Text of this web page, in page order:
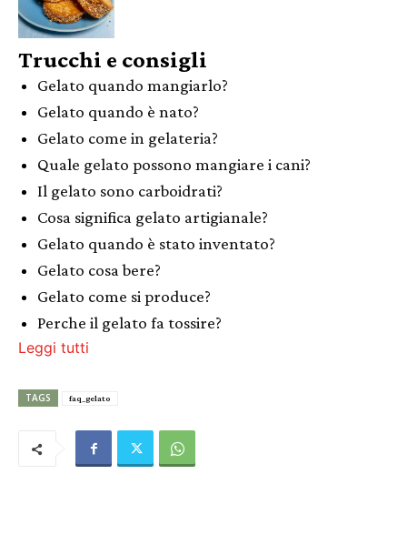
Trucchi e consigli
Gelato quando mangiarlo?
Gelato quando è nato?
Gelato come in gelateria?
Quale gelato possono mangiare i cani?
Il gelato sono carboidrati?
Cosa significa gelato artigianale?
Gelato quando è stato inventato?
Gelato cosa bere?
Gelato come si produce?
Perche il gelato fa tossire?
Leggi tutti
TAGS faq_gelato